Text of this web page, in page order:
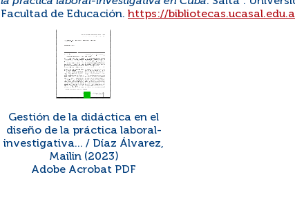
Facultad de Educación. https://
Gestión de la didáctica en el
diseño de la práctica laboral-
investigativa... / Díaz Álvarez,
Mailin (2023)
Adobe Acrobat PDF